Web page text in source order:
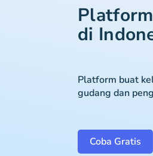
di
Platform buat
gudang dan
Coba Gratis